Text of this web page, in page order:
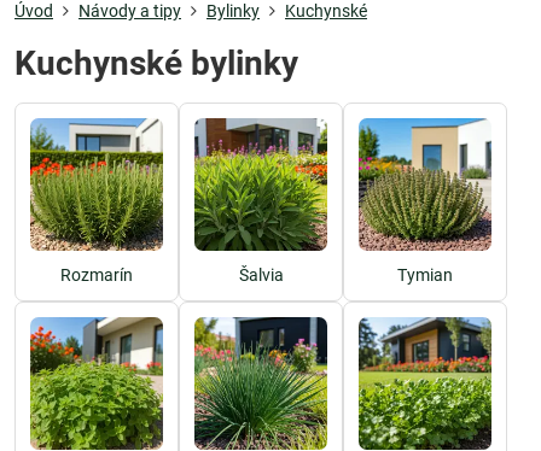
Úvod Návody a tipy Bylinky Kuchynské
Kuchynské bylinky
Rozmarín Šalvia Tymian